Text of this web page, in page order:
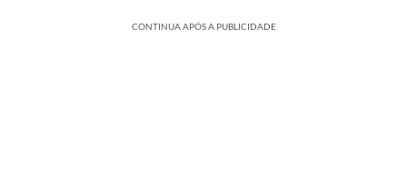
CONTINUA APÓS A PUBLICIDADE